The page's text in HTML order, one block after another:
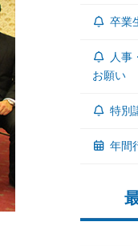
卒業
人事
お願い
特別
年間